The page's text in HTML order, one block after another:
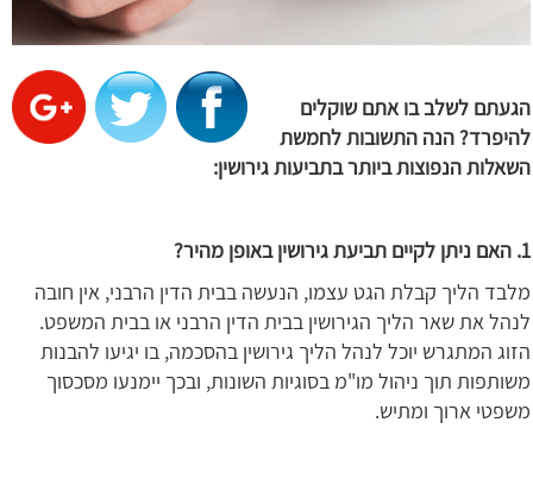
הגעתם לשלב בו אתם שוקלים
להיפרד? הנה התשובות לחמשת
השאלות הנפוצות ביותר בתביעות גירושין:
1. האם ניתן לקיים תביעת גירושין באופן מהיר?
מלבד הליך קבלת הגט עצמו, הנעשה בבית הדין הרבני, אין חובה
לנהל את שאר הליך הגירושין בבית הדין הרבני או בבית המשפט.
הזוג המתגרש יוכל לנהל הליך גירושין בהסכמה, בו יגיעו להבנות
משותפות תוך ניהול מו"מ בסוגיות השונות, ובכך יימנעו מסכסוך
משפטי ארוך ומתיש.